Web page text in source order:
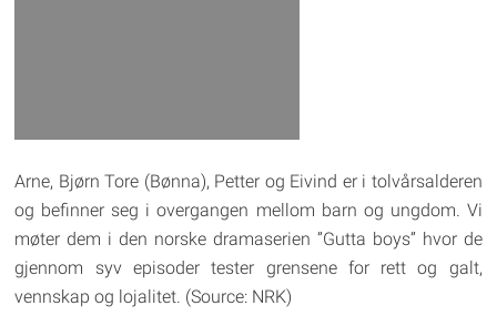
Arne, Bjørn Tore (Bønna), Petter og Eivind er i tolvårsalderen
og befinner seg i overgangen mellom barn og ungdom. Vi
møter dem i den norske dramaserien ”Gutta boys” hvor de
gjennom syv episoder tester grensene for rett og galt,
vennskap og lojalitet. (Source: NRK)